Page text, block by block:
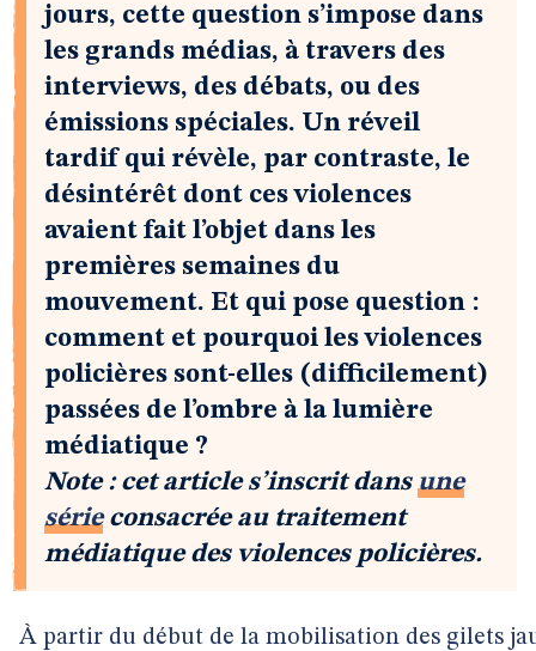
jours, cette question s’impose dans
les grands médias, à travers des
interviews, des débats, ou des
émissions spéciales. Un réveil
tardif qui révèle, par contraste, le
désintérêt dont ces violences
avaient fait l’objet dans les
premières semaines du
mouvement. Et qui pose question :
comment et pourquoi les violences
policières sont-elles (difficilement)
passées de l’ombre à la lumière
médiatique ?
Note : cet article s’inscrit dansune
sérieconsacrée au traitement
médiatique des violences policières.
À partir du début de la mobilisation des gilets